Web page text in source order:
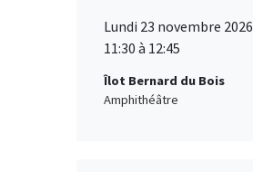
Lundi 23 novembre 2026
11:30 à 12:45
Îlot Bernard du Bois
Amphithéâtre